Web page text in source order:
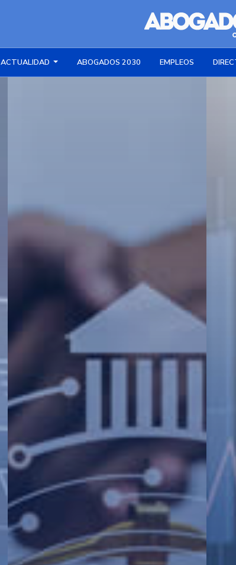
ACTUALIDAD ABOGADOS 2030 EMPLEOS